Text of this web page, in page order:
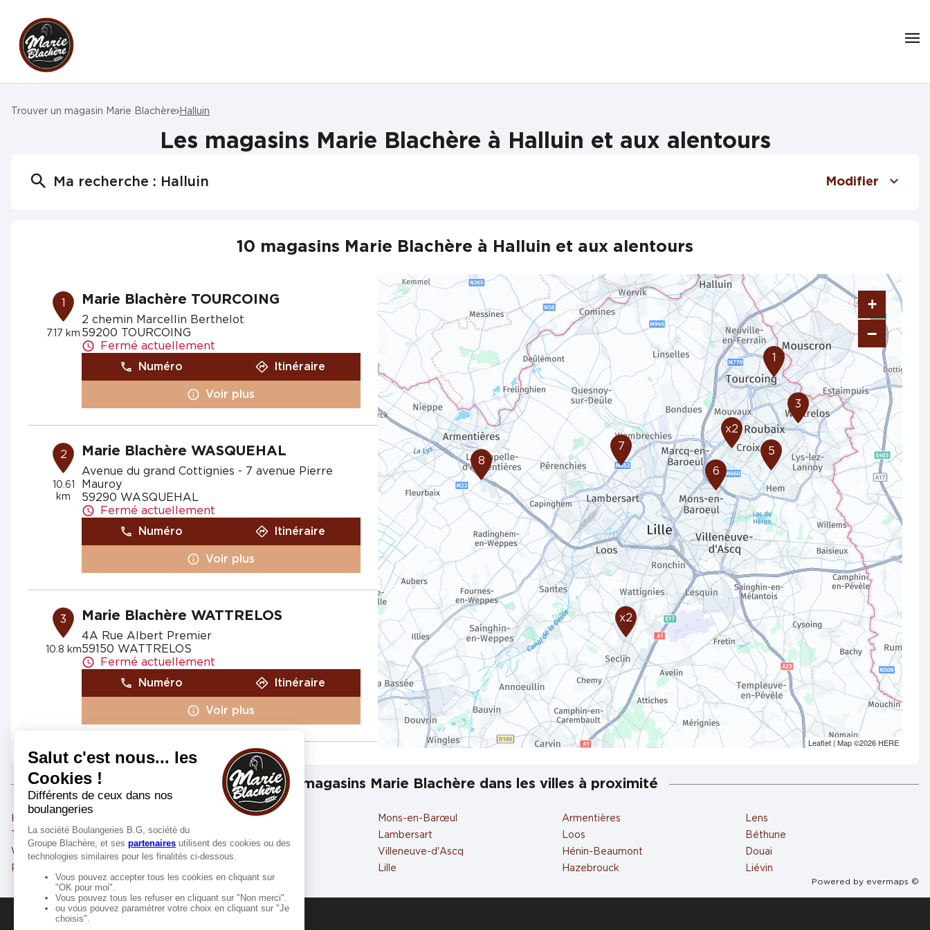
Trouver un magasin Marie Blachère Halluin
Les magasins Marie Blachère à Halluin et aux alentours
Ma recherche : Halluin Modifier
10 magasins Marie Blachère à Halluin et aux alentours
1
7.17 km
Marie Blachère TOURCOING
2 chemin Marcellin Berthelot
59200 TOURCOING
Fermé actuellement
Numéro
Itinéraire
Voir plus
2
10.61
km
Marie Blachère WASQUEHAL
Avenue du grand Cottignies - 7 avenue Pierre
Mauroy
59290 WASQUEHAL
Fermé actuellement
Numéro
Itinéraire
Voir plus
3
10.8 km
Marie Blachère WATTRELOS
4A Rue Albert Premier
59150 WATTRELOS
Fermé actuellement
Numéro
Itinéraire
Voir plus
4
11.33
km
Marie Blachère WASQUEHAL 2
10 rue Jean Jaurès
59290 WASQUEHAL
Numéro
Voir plus
5 Marie Blachère HEM
8
x2
7
6
5
x2
3
1
+
−
Leaflet| Map ©2026 HERE
Les magasins Marie Blachère dans les villes à proximité
Halluin
Tourcoing
Wattrelos
Roubaix
Marcq-en-Barœul
Wasquehal
Mons-en-Barœul
Lambersart
Villeneuve-d'Ascq
Lille
Armentières
Loos
Hénin-Beaumont
Hazebrouck
Lens
Béthune
Douai
Liévin
Powered by evermaps ©